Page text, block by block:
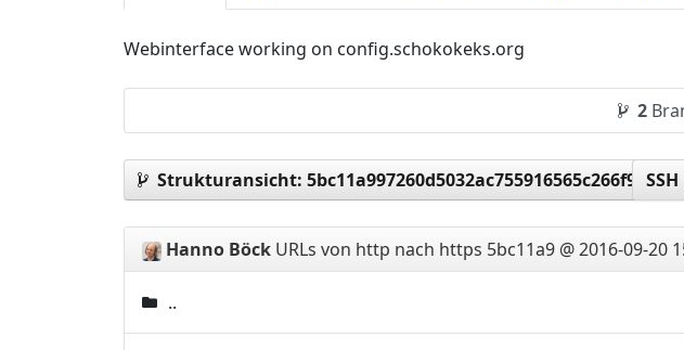
Webinterface working on config.schokokeks.org
2
Strukturansicht: SSH
Hanno Böck URLs von http nach https 5bc11a9 @ 2016-09-20
..